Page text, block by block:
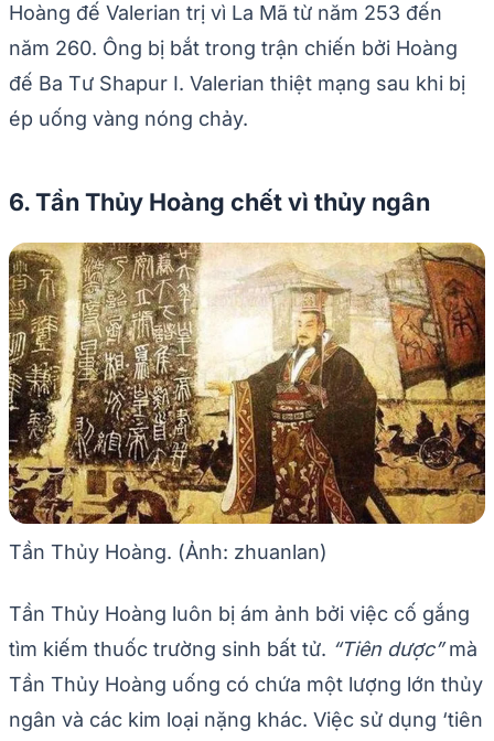
Hoàng đế Valerian trị vì La Mã từ năm 253 đến
năm 260. Ông bị bắt trong trận chiến bởi Hoàng
đế Ba Tư Shapur I. Valerian thiệt mạng sau khi bị
ép uống vàng nóng chảy.
6. Tần Thủy Hoàng chết vì thủy ngân
Tần Thủy Hoàng. (Ảnh: zhuanlan)
Tần Thủy Hoàng luôn bị ám ảnh bởi việc cố gắng
tìm kiếm thuốc trường sinh bất tử. “Tiên dược”mà
Tần Thủy Hoàng uống có chứa một lượng lớn thủy
ngân và các kim loại nặng khác. Việc sử dụng ‘tiên